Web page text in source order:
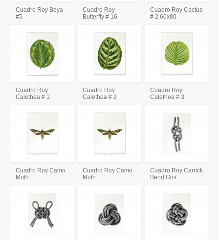
Cuadro Roy Boya
#5
Cuadro Roy
Butterfly # 16
Cuadro Roy Cactus
# 2 60x80
Cuadro Roy
Calethea # 1
Cuadro Roy
Calethea # 2
Cuadro Roy
Calethea # 3
Cuadro Roy Camo
Moth
Cuadro Roy Camo
Moth
Cuadro Roy Carrick
Bend Gris